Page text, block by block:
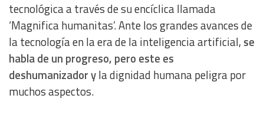
tecnológica a través de su encíclica llamada
‘Magnifica humanitas’. Ante los grandes avances de
la tecnología en la era de la inteligencia artificial, se
habla de un progreso, pero este es
deshumanizador yla dignidad humana peligra por
muchos aspectos.